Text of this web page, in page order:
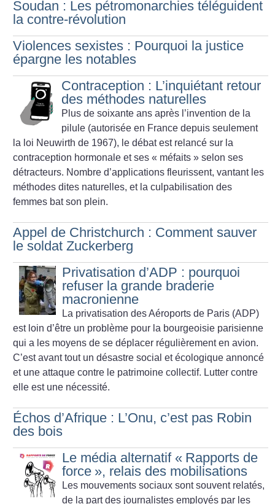
Soudan : Les pétromonarchies téléguident
la contre-révolution
Violences sexistes : Pourquoi la justice
épargne les notables
Contraception : L’inquiétant retour
des méthodes naturelles
Plus de soixante ans après l’invention de la
pilule (autorisée en France depuis seulement
la loi Neuwirth de 1967), le débat est relancé sur la
contraception hormonale et ses « méfaits » selon ses
détracteurs. Nombre d’applications fleurissent, vantant les
méthodes dites naturelles, et la culpabilisation des
femmes bat son plein.
Appel de Christchurch : Comment sauver
le soldat Zuckerberg
Privatisation d’ADP : pourquoi
refuser la grande braderie
macronienne
La privatisation des Aéroports de Paris (ADP)
est loin d’être un problème pour la bourgeoisie parisienne
qui a les moyens de se déplacer régulièrement en avion.
C’est avant tout un désastre social et écologique annoncé
et une attaque contre le patrimoine collectif. Lutter contre
elle est une nécessité.
Échos d’Afrique : L’Onu, c’est pas Robin
des bois
Le média alternatif « Rapports de
force », relais des mobilisations
Les mouvements sociaux sont souvent relatés,
de la part des journalistes employés par les